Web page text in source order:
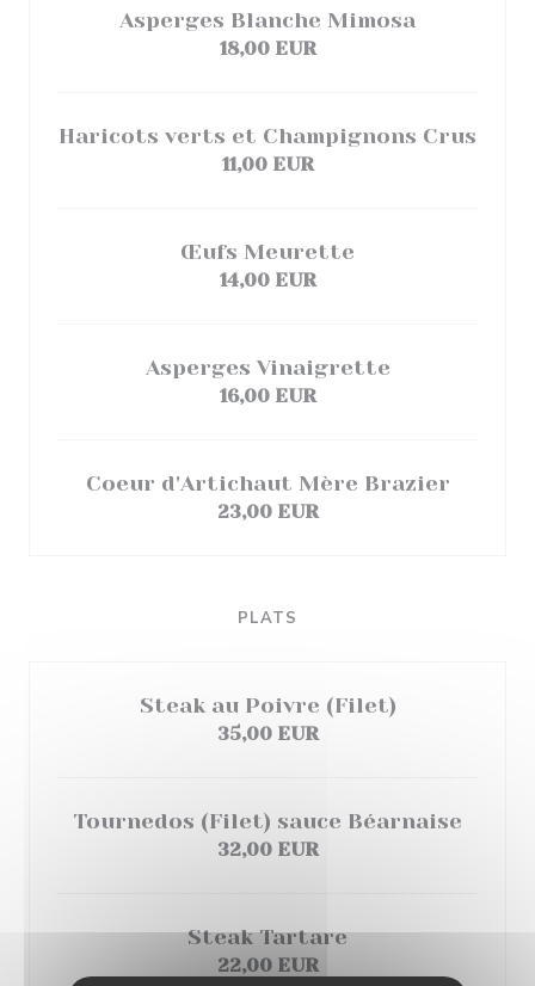
Asperges Blanche Mimosa
18,00 EUR
Haricots verts et Champignons Crus
11,00 EUR
Œufs Meurette
14,00 EUR
Asperges Vinaigrette
16,00 EUR
Coeur d'Artichaut Mère Brazier
23,00 EUR
PLATS
Steak au Poivre (Filet)
35,00 EUR
Tournedos (Filet) sauce Béarnaise
32,00 EUR
Steak Tartare
22,00 EUR